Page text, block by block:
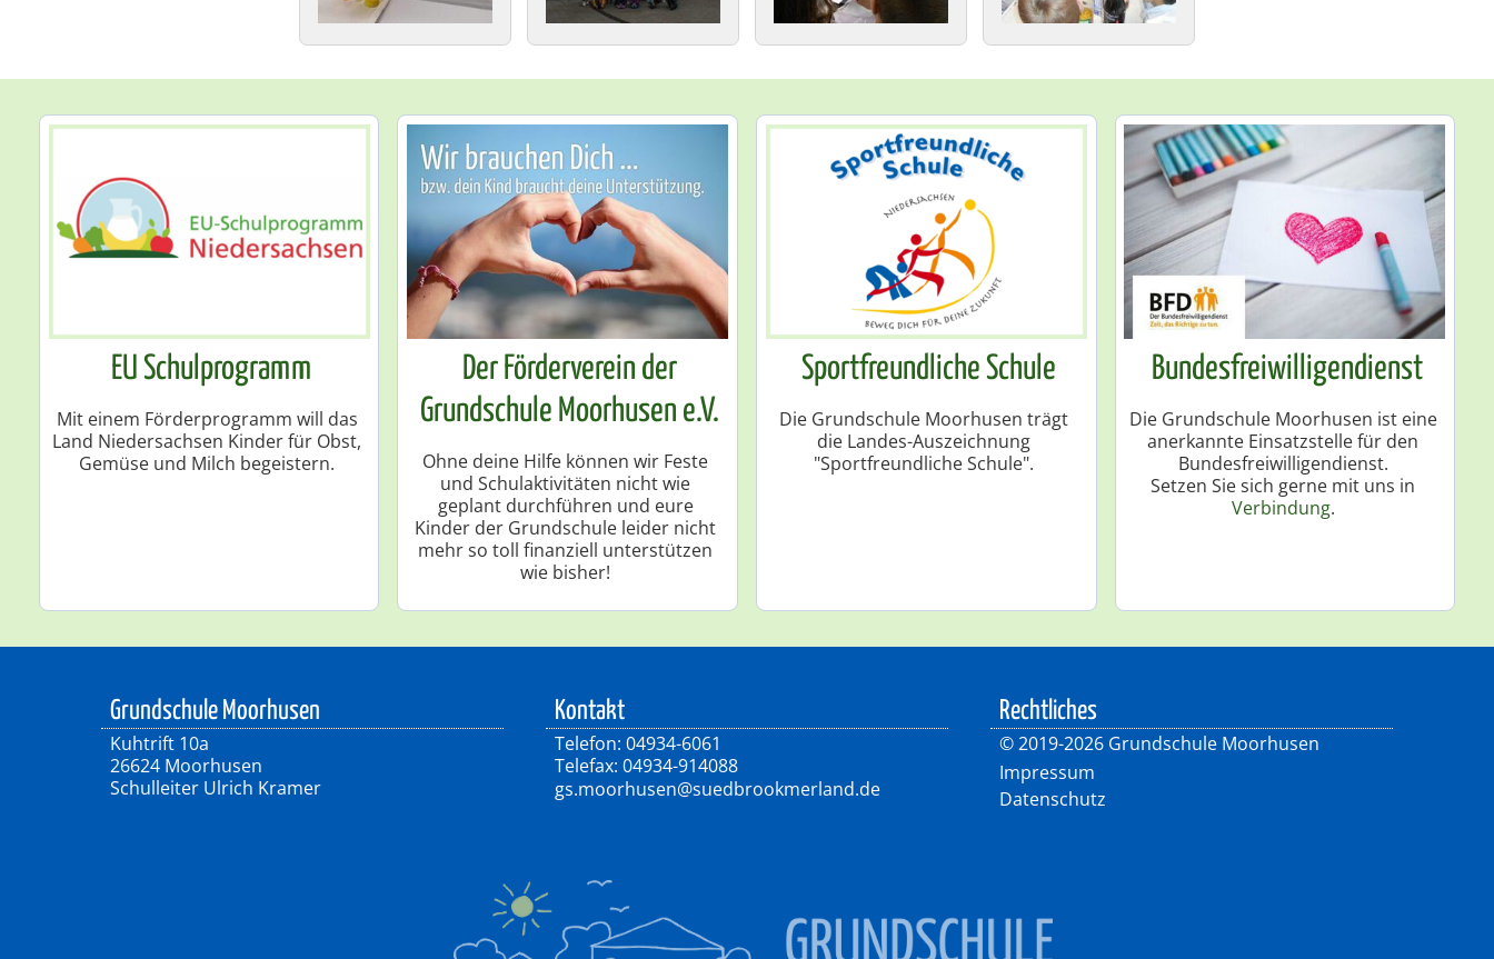
EU Schulprogramm
Mit einem Förderprogramm will das
Land Niedersachsen Kinder für Obst,
Gemüse und Milch begeistern.
Der Förderverein der
Grundschule Moorhusen e.V.
Ohne deine Hilfe können wir Feste
und Schulaktivitäten nicht wie
geplant durchführen und eure
Kinder der Grundschule leider nicht
mehr so toll finanziell unterstützen
wie bisher!
Sportfreundliche Schule
Die Grundschule Moorhusen trägt
die Landes-Auszeichnung
"Sportfreundliche Schule".
Bundesfreiwilligendienst
Die Grundschule Moorhusen ist eine
anerkannte Einsatzstelle für den
Bundesfreiwilligendienst.
Setzen Sie sich gerne mit uns in
Verbindung.
Grundschule Moorhusen
Kuhtrift 10a
26624 Moorhusen
Schulleiter Ulrich Kramer
Kontakt
Telefon: 04934-6061
Telefax: 04934-914088
gs.moorhusen@suedbrookmerland.de
Rechtliches
©2019-2026 Grundschule Moorhusen
Impressum
Datenschutz